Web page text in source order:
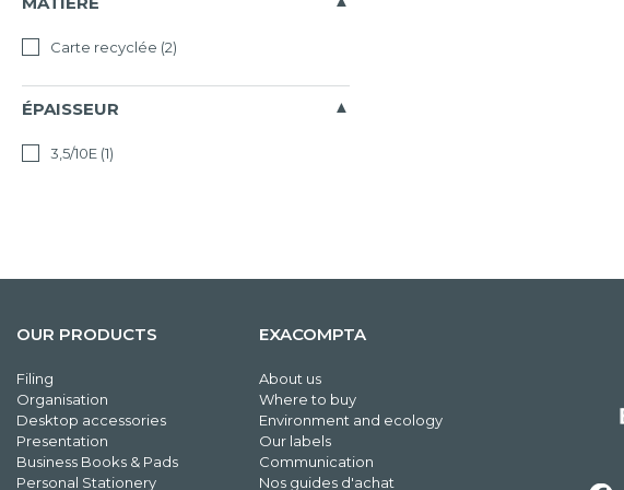
Carte recyclée (2)
ÉPAISSEUR
3,5/10E (1)
OUR PRODUCTS
Filing
Organisation
Desktop accessories
Presentation
Business Books & Pads
Personal Stationery
EXACOMPTA
About us
Where to buy
Environment and ecology
Our labels
Communication
Nos guides d'achat